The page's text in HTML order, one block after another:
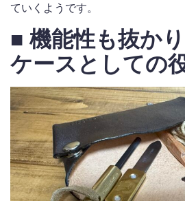
ていくようです。
■ 機能性も抜か
ケースとしての